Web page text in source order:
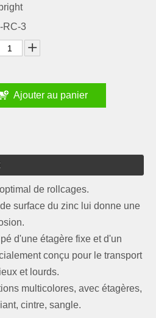
RC-3
Ajouter au panier
de rollcages.
surface du zinc lui donne une
d'une étagère fixe et d'un
conçu pour le transport
et lourds.
multicolores, avec étagères,
cintre, sangle.